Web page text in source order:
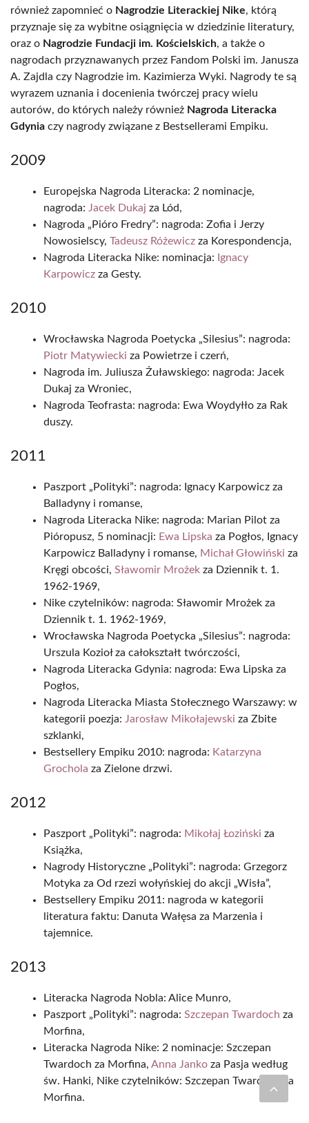
również zapomnieć o Nagrodzie Literackiej Nike, którą
przyznaje się za wybitne osiągnięcia w dziedzinie literatury,
oraz o Nagrodzie Fundacji im. Kościelskich, a także o
nagrodach przyznawanych przez Fandom Polski im. Janusza
A. Zajdla czy Nagrodzie im. Kazimierza Wyki. Nagrody te są
wyrazem uznania i docenienia twórczej pracy wielu
autorów, do których należy również Nagroda Literacka
Gdynia czy nagrody związane z Bestsellerami Empiku.
2009
Europejska Nagroda Literacka: 2 nominacje,
nagroda: Jacek Dukaj za Lód,
Nagroda „Pióro Fredry”: nagroda: Zofia i Jerzy
Nowosielscy, Tadeusz Różewicz za Korespondencja,
Nagroda Literacka Nike: nominacja:
Ignacy
Karpowicz za Gesty.
2010
Wrocławska Nagroda Poetycka „Silesius”: nagroda:
Piotr Matywiecki za Powietrze i czerń,
Nagroda im. Juliusza Żuławskiego: nagroda: Jacek
Dukaj za Wroniec,
Nagroda Teofrasta: nagroda: Ewa Woydyłło za Rak
duszy.
2011
Paszport „Polityki”: nagroda: Ignacy Karpowicz za
Balladyny i romanse,
Nagroda Literacka Nike: nagroda: Marian Pilot za
Pióropusz, 5 nominacji: Ewa Lipska za Pogłos, Ignacy
Karpowicz Balladyny i romanse, Michał Głowiński za
Kręgi obcości, Sławomir Mrożek za Dziennik t. 1.
1962-1969,
Nike czytelników: nagroda: Sławomir Mrożek za
Dziennik t. 1. 1962-1969,
Wrocławska Nagroda Poetycka „Silesius”: nagroda:
Urszula Kozioł za całokształt twórczości,
Nagroda Literacka Gdynia: nagroda: Ewa Lipska za
Pogłos,
Nagroda Literacka Miasta Stołecznego Warszawy: w
kategorii poezja: Jarosław Mikołajewski za Zbite
szklanki,
Bestsellery Empiku 2010: nagroda: Katarzyna
Grochola za Zielone drzwi.
2012
Paszport „Polityki”: nagroda: Mikołaj Łoziński za
Książka,
Nagrody Historyczne „Polityki”: nagroda: Grzegorz
Motyka za Od rzezi wołyńskiej do akcji „Wisła”,
Bestsellery Empiku 2011: nagroda w kategorii
literatura faktu: Danuta Wałęsa za Marzenia i
tajemnice.
2013
Literacka Nagroda Nobla: Alice Munro,
Paszport „Polityki”: nagroda: Szczepan Twardoch za
Morfina,
Literacka Nagroda Nike: 2 nominacje: Szczepan
Twardoch za Morfina, Anna Janko za Pasja według
św. Hanki, Nike czytelników: Szczepan Twardoch za
Morfina.